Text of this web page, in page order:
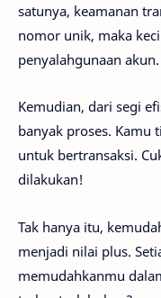
satunya, keamanan
nomor unik, maka
penyalahgunaan akun.
Kemudian, dari segi
banyak proses. Kamu
untuk bertransaksi.
dilakukan!
Tak hanya itu,
menjadi nilai plus.
memudahkanmu